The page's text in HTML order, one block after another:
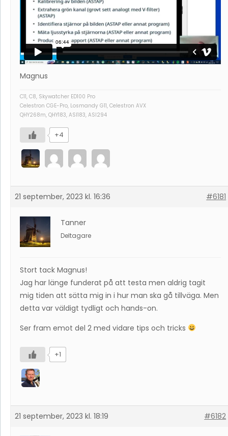
Magnus
C11, C8, Skywatcher ED100 Pro
Celestron CGE-Pro, Losmandy G11, Celestron AVX
QHY268m, QHY183, ASI183, ASI294
+4
21 september, 2023 kl. 16:36 #6181
Tanner
Deltagare
Stort tack Magnus!
Jag har länge funderat på att testa men aldrig tagit
mig tiden att sätta mig in i hur man ska gå tillväga. Men
detta var väldigt tydligt och hands-on.
Ser fram emot del 2 med vidare tips och tricks
+1
21 september, 2023 kl. 18:19 #6182